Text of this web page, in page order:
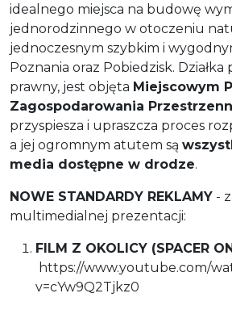
idealnego miejsca na budowę
jednorodzinnego w otoczeniu
jednoczesnym szybkim i
Poznania oraz Pobiedzisk. Działka
prawny, jest objęta Miejscowym
Zagospodarowania
przyspiesza i upraszcza proces
a jej ogromnym atutem są
media dostępne w drodze.
NOWE STANDARDY REKLAMY -
multimedialnej prezentacji:
FILM Z OKOLICY (SPACER
https://www.youtube.com/
v=cYw9Q2Tjkz0